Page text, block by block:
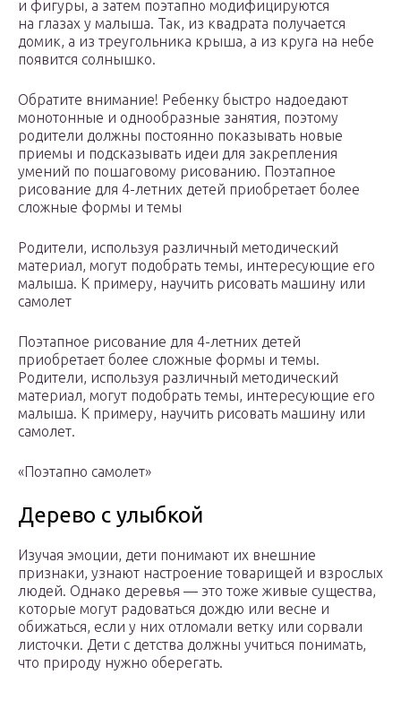
и фигуры, а затем поэтапно модифицируются
на глазах у малыша. Так, из квадрата получается
домик, а из треугольника крыша, а из круга на небе
появится солнышко.
Обратите внимание! Ребенку быстро надоедают
монотонные и однообразные занятия, поэтому
родители должны постоянно показывать новые
приемы и подсказывать идеи для закрепления
умений по пошаговому рисованию. Поэтапное
рисование для 4-летних детей приобретает более
сложные формы и темы
Родители, используя различный методический
материал, могут подобрать темы, интересующие его
малыша. К примеру, научить рисовать машину или
самолет
Поэтапное рисование для 4-летних детей
приобретает более сложные формы и темы.
Родители, используя различный методический
материал, могут подобрать темы, интересующие его
малыша. К примеру, научить рисовать машину или
самолет.
«Поэтапно самолет»
Дерево с улыбкой
Изучая эмоции, дети понимают их внешние
признаки, узнают настроение товарищей и взрослых
людей. Однако деревья — это тоже живые существа,
которые могут радоваться дождю или весне и
обижаться, если у них отломали ветку или сорвали
листочки. Дети с детства должны учиться понимать,
что природу нужно оберегать.